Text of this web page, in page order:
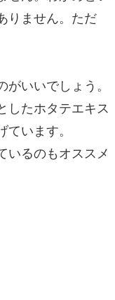
りません。ただ
いいでしょう。
したホタテエキス
います。
いるのもオススメ